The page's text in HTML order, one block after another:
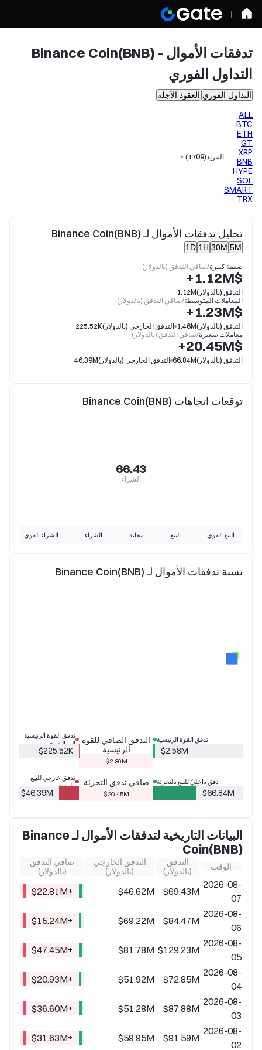
تدفقات الأموال - Binance Coin(BNB)
التداول الفوري
التداول الفوري العقود الآجلة
ALL
BTC
ETH
GT
XRP
BNB
HYPE
SOL
SMART
TRX
المزيد(
1709
)
تحليل تدفقات الأموال لـ Binance Coin(BNB)
5M
30M
1H
1D
صفقة كبيرة/صافي التدفق (بالدولار)
$‎+1.12M
التدفق (بالدولار)1.12M
المعاملات المتوسطة/صافي التدفق (بالدولار)
$‎+1.23M
التدفق (بالدولار)1.46M التدفق الخارجي (بالدولار)225.52K
معاملات صغيرة/صافي التدفق (بالدولار)
$‎+20.45M
التدفق (بالدولار)66.84M التدفق الخارجي (بالدولار)46.39M
توقعات اتجاهات Binance Coin(BNB)
66.43
الشراء
البيع القوي البيع محايد الشراء الشراء القوي
نسبة تدفقات الأموال لـ Binance Coin(BNB)
تدفق القوة الرئيسية
$2.58M
التدفق الصافي للقوة
الرئيسية
$2.36M
تدفق القوة الرئيسية
إلى الخارج
$225.52K
دَفق دَاخِلِيّ للبيع بالتجزئة
$66.84M
صافي تدفق التجزئة
$20.45M
تدفق خارجي للبيع
بالتجزئة
$46.39M
البيانات التاريخية لتدفقات الأموال لـ Binance
Coin(BNB)
الوقت
التدفق
(بالدولار)
التدفق الخارجي
(بالدولار)
صافي التدفق
(بالدولار)
2026-08-
07
$69.43M
$46.62M
+$22.81M
2026-08-
06
$84.47M
$69.22M
+$15.24M
2026-08-
05
$129.23M
$81.78M
+$47.45M
2026-08-
04
$72.85M
$51.92M
+$20.93M
2026-08-
03
$87.88M
$51.28M
+$36.60M
2026-08-
02
$91.59M
$59.95M
+$31.63M